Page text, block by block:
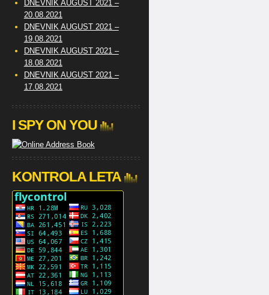
DNEVNIK AUGUST 2021 –
20.08.2021
DNEVNIK AUGUST 2021 –
19.08.2021
DNEVNIK AUGUST 2021 –
18.08.2021
DNEVNIK AUGUST 2021 –
17.08.2021
I SPY ON YOU
KONTROLA LETA